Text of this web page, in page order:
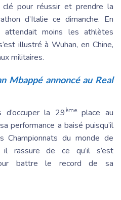
pour réussir et prendre la
d’Italie ce dimanche. En
moins les athlètes
illustré à Wuhan, en Chine,
militaires.
Mbappé annoncé au Real
la 29èmeplace au
performance a baisé puisqu’il
du monde de
il rassure de ce qu’il s’est
battre le record de sa